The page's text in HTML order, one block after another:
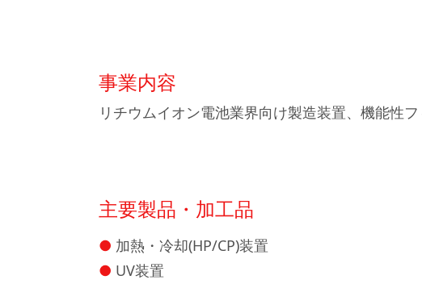
事業内容
リチウムイオン電池業界向け製造装置、機能性
主要製品・加工品
加熱・冷却(HP/CP)装置
UV装置